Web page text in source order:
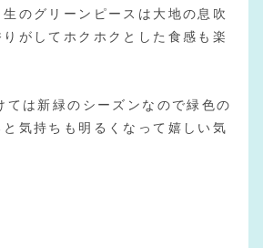
のグリーンピースは大地の息吹
がしてホクホクとした食感も楽
ては新緑のシーズンなので緑色の
気持ちも明るくなって嬉しい気